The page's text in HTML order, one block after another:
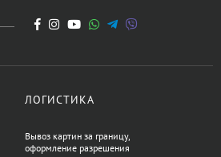
ЛОГИСТИКА
Вывоз картин за границу,
оформление разрешения